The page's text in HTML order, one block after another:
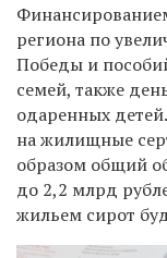
региона по
Победы и
семей, также
одаренных
на жилищные
образом общий
до 2,2 млрд
жильем сирот